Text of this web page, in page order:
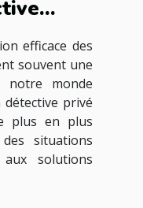
efficace des
souvent une
notre monde
privé
plus en plus
situations
solutions